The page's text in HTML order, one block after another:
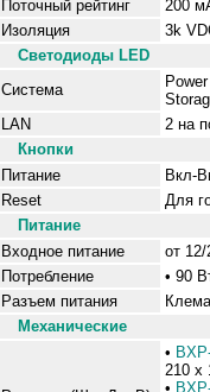
Поточный рейтинг
200
Изоляция
3k
Светодиоды LED
Система
LAN
2 на
Кнопки
Питание
Вкл-В
Reset
Для
Питание
Входное питание
от
Потребление
• 90
Разъем питания
Механические
•
210 x
•